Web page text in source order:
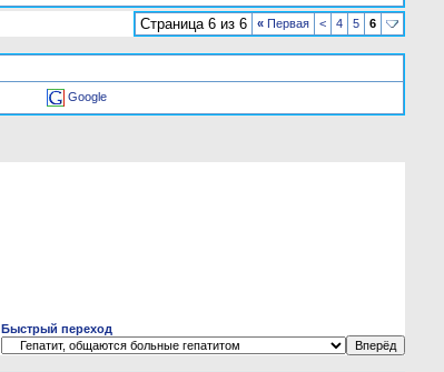
Страница 6 из 6 « Первая < 4 5 6
Google
Быстрый переход